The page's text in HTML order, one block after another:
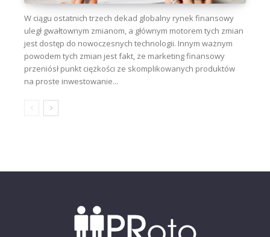
W ciągu ostatnich trzech dekad globalny rynek finansowy
uległ gwałtownym zmianom, a głównym motorem tych zmian
jest dostęp do nowoczesnych technologii. Innym ważnym
powodem tych zmian jest fakt, że marketing finansowy
przeniósł punkt ciężkości ze skomplikowanych produktów
na proste inwestowanie...